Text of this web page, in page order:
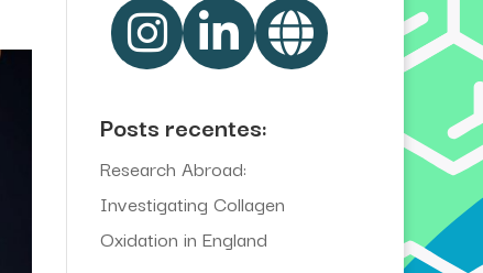
Posts recentes:
Research Abroad:
Investigating Collagen
Oxidation in England